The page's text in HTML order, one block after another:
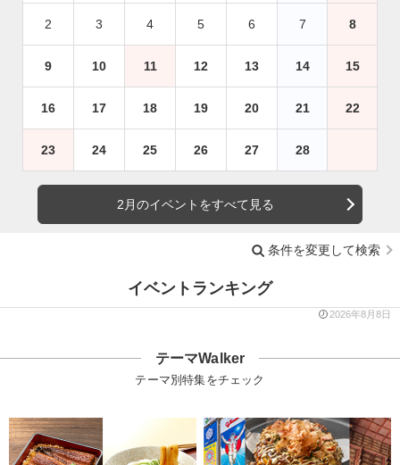
2 3 4 5 6 7 8
9 10 11 12 13 14 15
16 17 18 19 20 21 22
23 24 25 26 27 28
2月のイベントをすべて見る
条件を変更して検索
イベントランキング
2026年8月8日
テーマWalker
テーマ別特集をチェック